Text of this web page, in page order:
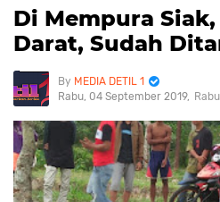
Di Mempura
Darat, Sudah
MEDIA DETIL 1
Rabu, 04 September 2019